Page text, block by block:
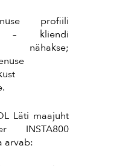
profiili
– kliendi
nähakse;
Läti maajuht
INSTA800
arvab: